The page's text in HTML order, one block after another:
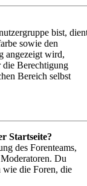
bist,
sowie den
angezeigt wird,
Berechtigung
Bereich selbst
Startseite?
des Forenteams,
Du
wie die Foren, die